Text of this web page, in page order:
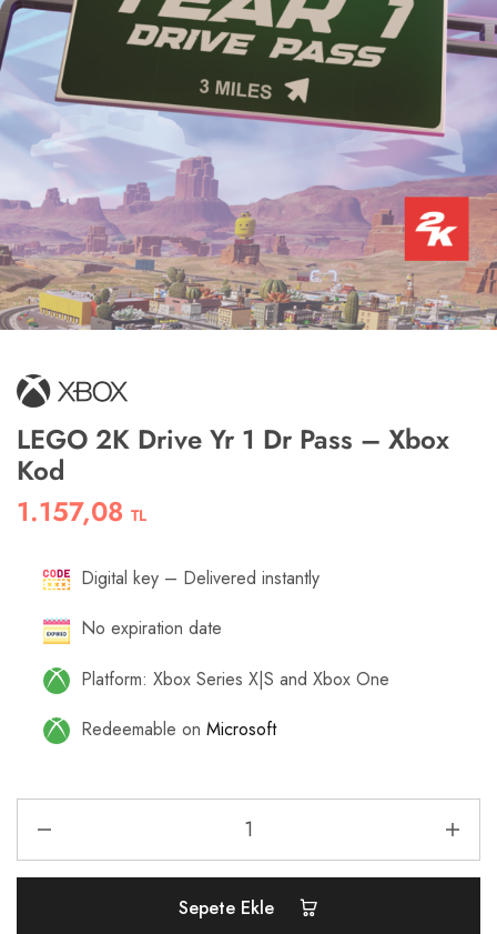
LEGO 2K Drive Yr 1 Dr Pass – Xbox
Kod
1.157,08 TL
Digital key – Delivered instantly
No expiration date
Platform: Xbox Series X|S and Xbox One
Redeemable on Microsoft
Sepete Ekle